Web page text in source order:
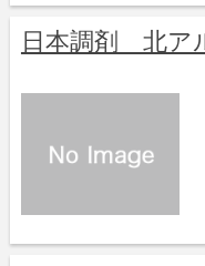
日本調剤 北ア